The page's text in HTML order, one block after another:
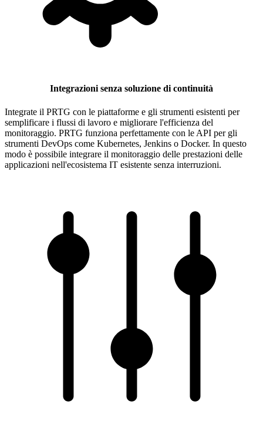
Integrazioni senza soluzione di continuità
Integrate il PRTG con le piattaforme e gli strumenti esistenti per
semplificare i flussi di lavoro e migliorare l'efficienza del
monitoraggio. PRTG funziona perfettamente con le API per gli
strumenti DevOps come Kubernetes, Jenkins o Docker. In questo
modo è possibile integrare il monitoraggio delle prestazioni delle
applicazioni nell'ecosistema IT esistente senza interruzioni.